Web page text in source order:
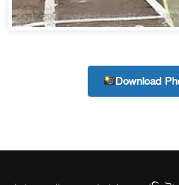
Download